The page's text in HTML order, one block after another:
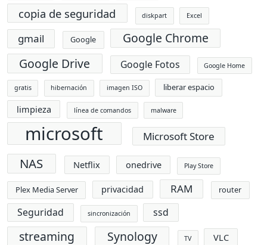
copia de seguridad diskpart Excel
gmail Google
Google Chrome
Google Drive
Google Fotos Google Home
gratis hibernación imagen ISO liberar espacio
limpieza línea de comandos malware
microsoft Microsoft Store
NAS Netflix onedrive Play Store
Plex Media Server privacidad RAM router
Seguridad sincronización ssd
streaming Synology TV VLC